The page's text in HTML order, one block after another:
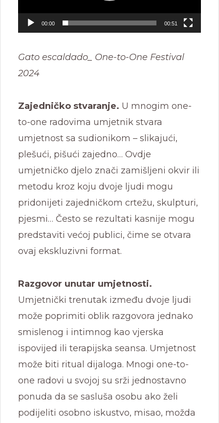
00:00 00:51
Gato escaldado_ One-to-One Festival
2024
Zajedničko stvaranje. U mnogim one-
to-one radovima umjetnik stvara
umjetnost sa sudionikom – slikajući,
plešući, pišući zajedno… Ovdje
umjetničko djelo znači zamišljeni okvir ili
metodu kroz koju dvoje ljudi mogu
pridonijeti zajedničkom crtežu, skulpturi,
pjesmi… Često se rezultati kasnije mogu
predstaviti većoj publici, čime se otvara
ovaj ekskluzivni format.
Razgovor unutar umjetnosti.
Umjetnički trenutak između dvoje ljudi
može poprimiti oblik razgovora jednako
smislenog i intimnog kao vjerska
ispovijed ili terapijska seansa. Umjetnost
može biti ritual dijaloga. Mnogi one-to-
one radovi u svojoj su srži jednostavno
ponuda da se sasluša osobu ako želi
podijeliti osobno iskustvo, misao, možda